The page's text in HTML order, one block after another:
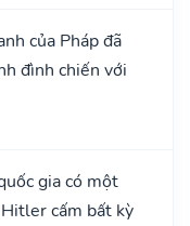
của Pháp đã
đình chiến với
gia có một
cấm bất kỳ